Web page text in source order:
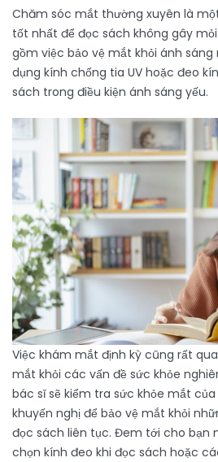
Chăm sóc mắt thường xuyên là
tốt nhất để đọc sách không gây
gồm việc bảo vệ mắt khỏi ánh
dụng kính chống tia UV hoặc đeo
sách trong điều kiện ánh sáng yếu.
Việc khám mắt định kỳ cũng rất
mắt khỏi các vấn đề sức khỏe
bác sĩ sẽ kiểm tra sức khỏe mắt
khuyến nghị để bảo vệ mắt khỏi
đọc sách liên tục. Đem tới cho bạn
chọn kính đeo khi đọc sách hoặc